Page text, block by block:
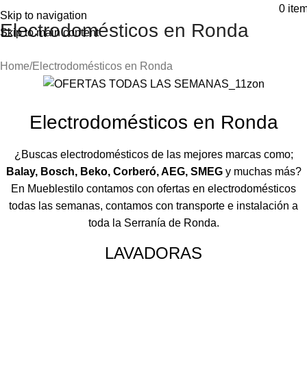
Skip to navigation
Skip to main content
⚡REALIZAMOS ENVÍOS A TODA ESPAÑA⚡ 0
Electrodomésticos en Ronda
Home Electrodomésticos en Ronda
Electrodomésticos en Ronda
¿Buscas electrodomésticos de las mejores marcas como;
Balay, Bosch, Beko, Corberó, AEG, SMEGy muchas más?
En Mueblestilo contamos con ofertas en electrodomésticos
todas las semanas, contamos con transporte e instalación a
toda la Serranía de Ronda.
LAVADORAS